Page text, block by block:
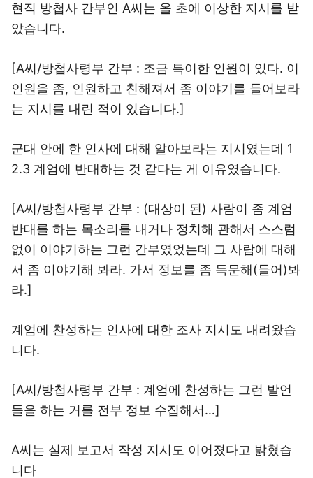
현직 방첩사 간부인 A씨는 올 초에 이상한 지시를 받
았습니다.
[A씨/방첩사령부 간부 : 조금 특이한 인원이 있다. 이
인원을 좀, 인원하고 친해져서 좀 이야기를 들어보라
는 지시를 내린 적이 있습니다.]
군대 안에 한 인사에 대해 알아보라는 지시였는데 1
2.3 계엄에 반대하는 것 같다는 게 이유였습니다.
[A씨/방첩사령부 간부 : (대상이 된) 사람이 좀 계엄
반대를 하는 목소리를 내거나 정치해 관해서 스스럼
없이 이야기하는 그런 간부였었는데 그 사람에 대해
서 좀 이야기해 봐라. 가서 정보를 좀 득문해(들어)봐
라.]
계엄에 찬성하는 인사에 대한 조사 지시도 내려왔습
니다.
[A씨/방첩사령부 간부 : 계엄에 찬성하는 그런 발언
들을 하는 거를 전부 정보 수집해서…]
A씨는 실제 보고서 작성 지시도 이어졌다고 밝혔습
니다